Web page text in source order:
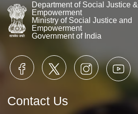
Department of Social Justice &
Empowerment
Ministry of Social Justice and
Empowerment
Government of India
Contact Us